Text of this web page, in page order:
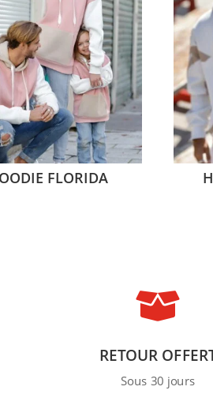
FLORIDA

RETOUR
Sous 30 jours